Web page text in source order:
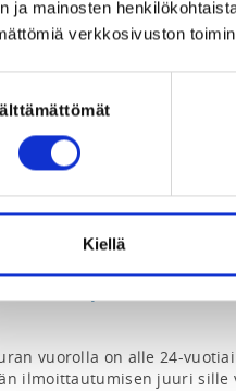
ja mainosten
verkkosivuston
Kiellä
PERIOD
INFORMATION
vuorolla on alle 24-
ilmoittautumisen juuri sille